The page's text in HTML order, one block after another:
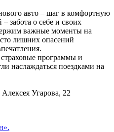
авто – шаг в комфортную
забота о себе и своих
важные моменты на
лишних опасений
программы и
наслаждаться поездками на
Угарова, 22